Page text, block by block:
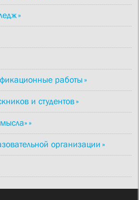
работы
и студентов
организации